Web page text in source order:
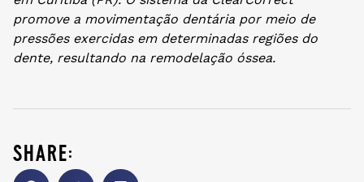
promove a movimentação dentária por meio de
pressões exercidas em determinadas regiões do
dente, resultando na remodelação óssea.
share: